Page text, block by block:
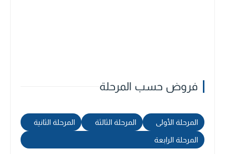
فروض حسب المرحلة
المرحلة الأولى المرحلة الثالثة المرحلة الثانية
المرحلة الرابعة